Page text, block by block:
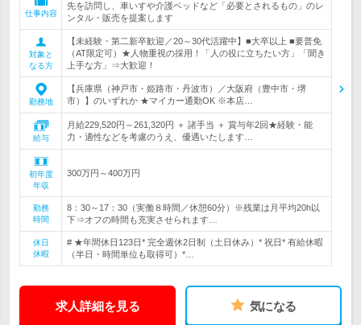
仕事内容
先を訪問し、車いすや介護ベッドなど「必要とされるもの」のレ
ンタル・販売を提案します
対象と
なる方
【未経験・第二新卒歓迎／20～30代活躍中】■大卒以上 ■要普免
（AT限定可）★人物重視の採用！「人の役に立ちたい方」「聞き
上手な方」⇒大歓迎！
勤務地
【兵庫県（神戸市・姫路市・丹波市）／大阪府（豊中市・堺
市）】のいずれか ★マイカー通勤OK ※本店…
給与
月給229,520円～261,320円 ＋ 諸手当 ＋ 賞与年2回★経験・能
力・適性などを考慮のうえ、優遇いたします…
初年度
年収
300万円～400万円
勤務
時間
8：30～17：30（実働８時間／休憩60分）※残業は月平均20h以
下⇒オフの時間も充実させられます…
休日
休暇
# ★年間休日123日* 完全週休2日制（土日休み）* 祝日* 有給休暇
（半日・時間単位も取得可）*…
求人詳細を見る 気になる